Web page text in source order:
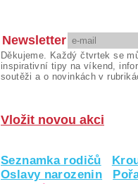
Newsletter
Děkujeme. Každý čtvrtek se
inspirativní tipy na víkend,
soutěži a o novinkách v
Vložit novou akci
Seznamka rodičů
Oslavy narozenin